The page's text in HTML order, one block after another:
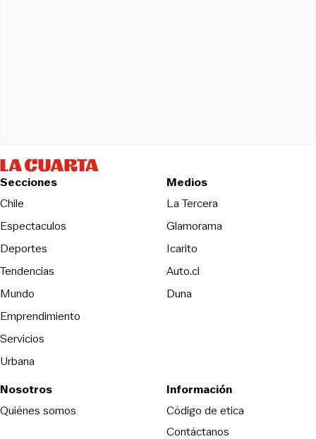
Secciones
Chile
Espectaculos
Deportes
Tendencias
Mundo
Emprendimiento
Servicios
Urbana
Medios
La TerceraOpens in new
Glamorama
Icarito
Auto.cl
DunaOpens in new window
Nosotros
Quiénes somos
Información
Código de eticaOpens in new
Contáctanos